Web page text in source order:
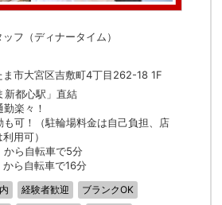
フ（ディナータイム）
ま市大宮区吉敷町4丁目262-18 1F
新都心駅」直結
楽々！
可！（駐輪場料金は自己負担、店
用可）
ら自転車で5分
から自転車で16分
経験者歓迎
ブランクOK